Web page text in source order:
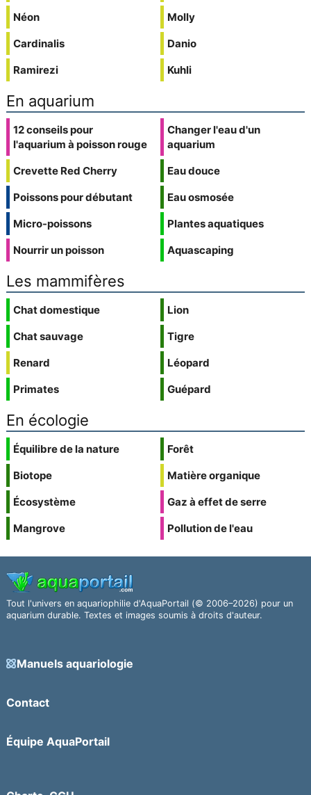
Néon
Cardinalis
Ramirezi
Molly
Danio
Kuhli
En aquarium
12 conseils pour
l'aquarium à poisson rouge
Crevette Red Cherry
Poissons pour débutant
Micro-poissons
Nourrir un poisson
Changer l'eau d'un
aquarium
Eau douce
Eau osmosée
Plantes aquatiques
Aquascaping
Les mammifères
Chat domestique
Chat sauvage
Renard
Primates
Lion
Tigre
Léopard
Guépard
En écologie
Équilibre de la nature
Biotope
Écosystème
Mangrove
Forêt
Matière organique
Gaz à effet de serre
Pollution de l'eau
Tout l'univers en aquariophilie d'AquaPortail (© 2006–2026) pour un
aquarium durable. Textes et images soumis à droits d'auteur.
Manuels aquariologie
Contact
Équipe AquaPortail